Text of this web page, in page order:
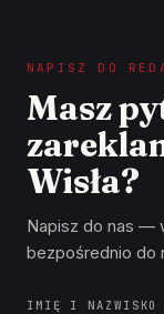
NAPISZ DO
Masz
Wisła?
Napisz do nas —
bezpośrednio do
IMIĘ I